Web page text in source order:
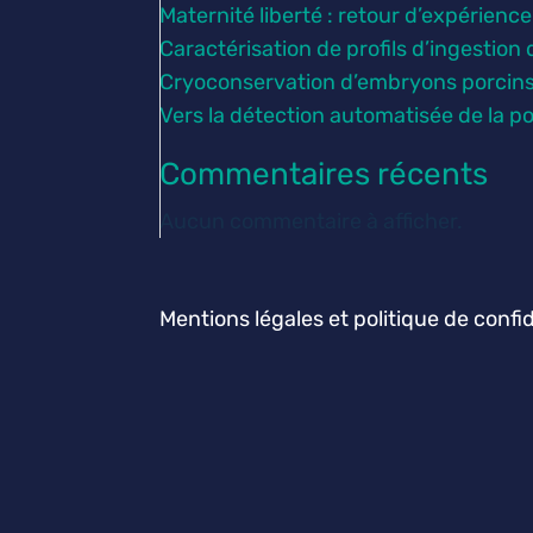
Maternité liberté : retour
Caractérisation de profils
Cryoconservation d’embryons
Vers la détection automatisée de la
Commentaires récents
Mentions légales et politique de